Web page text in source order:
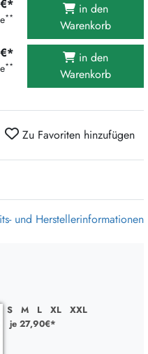
Q3 2026
Silence-Sommer-Aktion
SALE
**
in den
Warenkorb
**
in den
Warenkorb
Zu Favoriten hinzufügen
und Herstellerinformationen
S M L XL
XXL
je 27,90€*